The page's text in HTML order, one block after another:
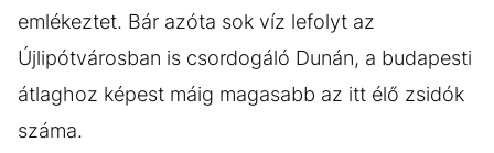
emlékeztet. Bár azóta sok víz lefolyt az
Újlipótvárosban is csordogáló Dunán, a budapesti
átlaghoz képest máig magasabb az itt élő zsidók
száma.